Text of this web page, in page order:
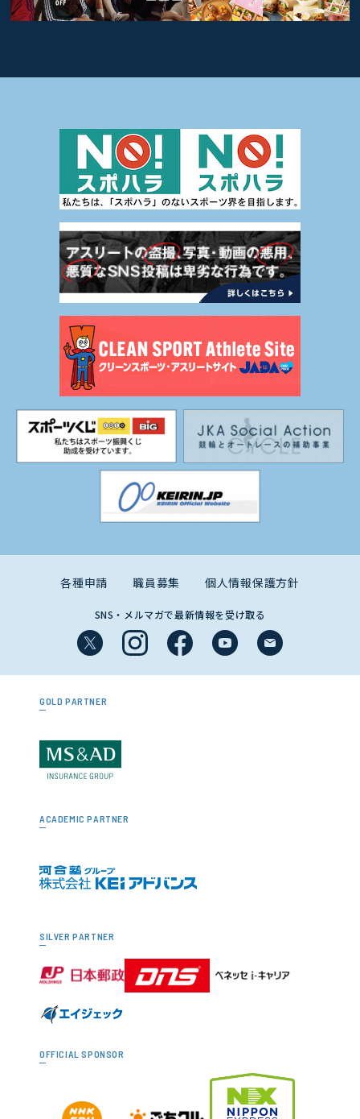
各種申請 職員募集 個人情報保護方針
SNS・メルマガで最新情報を受け取る
GOLD PARTNER
ACADEMIC PARTNER
SILVER PARTNER
OFFICIAL SPONSOR